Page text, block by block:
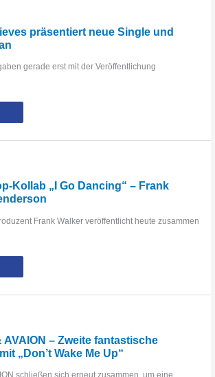
präsentiert neue Single und
gerade erst mit der Veröffentlichung
Kollab „I Go Dancing“ – Frank
Frank Walker veröffentlicht heute zusammen
AVAION – Zweite fantastische
„Don’t Wake Me Up“